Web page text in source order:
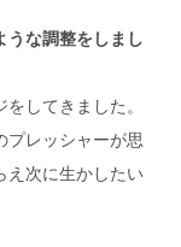
な調整をしまし
してきました。
プレッシャーが思
え次に生かしたい